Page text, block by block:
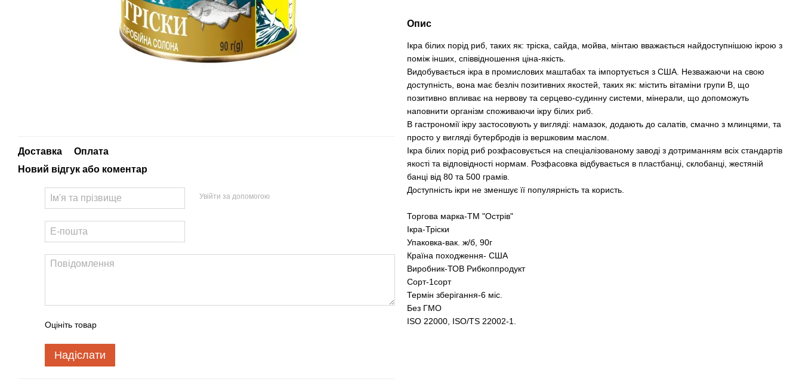
Доставка
Оплата
Новий відгук або коментар
Увійти за допомогою
Оцініть товар
Надіслати
Опис
Ікра білих порід риб, таких як: тріска, сайда, мойва, мінтаю вважається найдоступнішою ікрою з
поміж інших, співвідношення ціна-якість.
Видобувається ікра в промислових маштабах та імпортується з США. Незважаючи на свою
доступність, вона має безліч позитивних якостей, таких як: містить вітаміни групи В, що
позитивно впливає на нервову та серцево-судинну системи, мінерали, що допоможуть
наповнити організм споживаючи ікру білих риб.
В гастрономії ікру застосовують у вигляді: намазок, додають до салатів, смачно з млинцями, та
просто у вигляді бутербродів із вершковим маслом.
Ікра білих порід риб розфасовується на спеціалізованому заводі з дотриманням всіх стандартів
якості та відповідності нормам. Розфасовка відбувається в пластбанці, склобанці, жестяній
банці від 80 та 500 грамів.
Доступність ікри не зменшує її популярність та користь.
Торгова марка-ТМ "Острів"
Ікра-Тріски
Упаковка-вак. ж/б, 90г
Країна походження- США
Виробник-ТОВ Рибкоппродукт
Сорт-1сорт
Термін зберігання-6 міс.
Без ГМО
ISO 22000, ISO/TS 22002-1.